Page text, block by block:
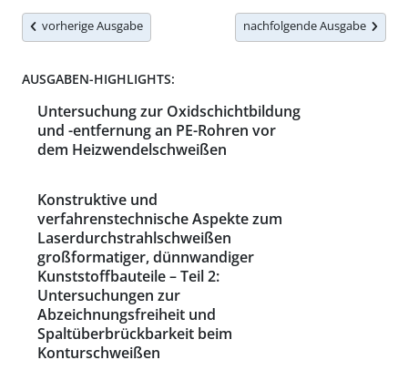
vorherige Ausgabe nachfolgende Ausgabe
AUSGABEN-HIGHLIGHTS:
Untersuchung zur Oxidschichtbildung
und -entfernung an PE-Rohren vor
dem Heizwendelschweißen
Konstruktive und
verfahrenstechnische Aspekte zum
Laserdurchstrahlschweißen
großformatiger, dünnwandiger
Kunststoffbauteile – Teil 2:
Untersuchungen zur
Abzeichnungsfreiheit und
Spaltüberbrückbarkeit beim
Konturschweißen